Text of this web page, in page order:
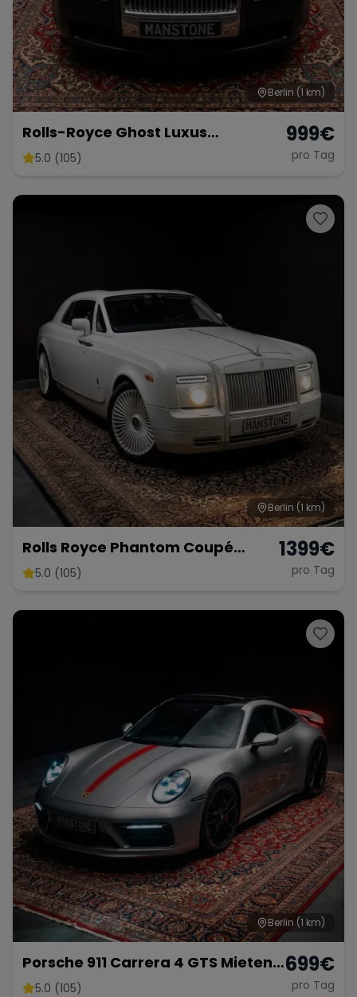
Berlin (1 km)
Rolls-Royce Ghost Luxus
Limousine mieten Hochzeit Rolls
5.0 (105)
999€
pro Tag
Berlin (1 km)
Rolls Royce Phantom Coupé
Autovermietung Auto mieten
5.0 (105)
1399€
pro Tag
Berlin (1 km)
Porsche 911 Carrera 4 GTS Mieten
Sportwagen Exot Berlin
5.0 (105)
699€
pro Tag